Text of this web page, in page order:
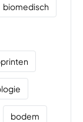
biomedisch
bodem